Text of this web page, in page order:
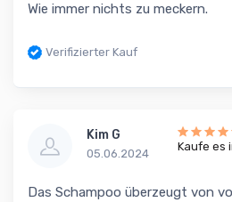
Wie immer nichts zu meckern.
Verifizierter Kauf
Kim G
05.06.2024
Kaufe es
Das Schampoo überzeugt von